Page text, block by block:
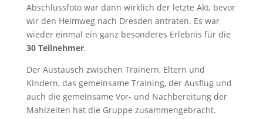
Abschlussfoto war dann wirklich der letzte Akt, bevor
wir den Heimweg nach Dresden antraten. Es war
wieder einmal ein ganz besonderes Erlebnis für die
30 Teilnehmer.
Der Austausch zwischen Trainern, Eltern und
Kindern, das gemeinsame Training, der Ausflug und
auch die gemeinsame Vor- und Nachbereitung der
Mahlzeiten hat die Gruppe zusammengebracht.